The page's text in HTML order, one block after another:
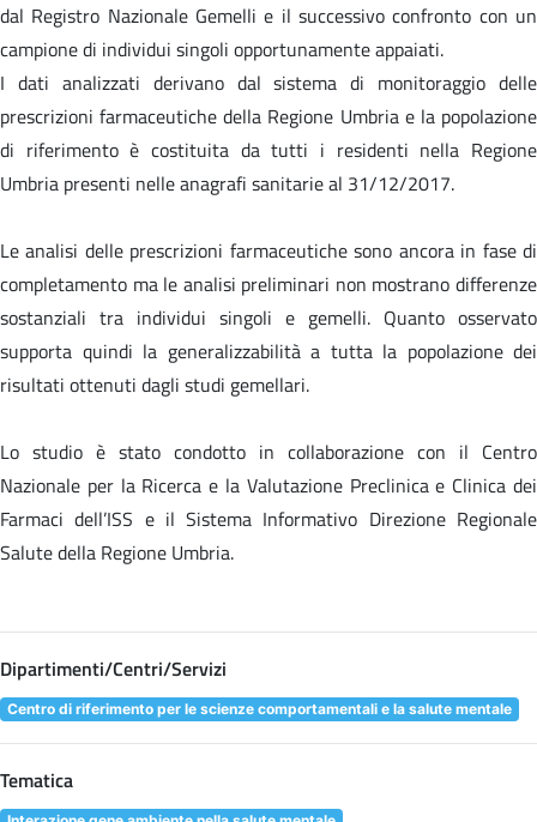
dal Registro Nazionale Gemelli e il successivo confronto con un
campione di individui singoli opportunamente appaiati.
I dati analizzati derivano dal sistema di monitoraggio delle
prescrizioni farmaceutiche della Regione Umbria e la popolazione
di riferimento è costituita da tutti i residenti nella Regione
Umbria presenti nelle anagrafi sanitarie al 31/12/2017.
Le analisi delle prescrizioni farmaceutiche sono ancora in fase di
completamento ma le analisi preliminari non mostrano differenze
sostanziali tra individui singoli e gemelli. Quanto osservato
supporta quindi la generalizzabilità a tutta la popolazione dei
risultati ottenuti dagli studi gemellari.
Lo studio è stato condotto in collaborazione con il Centro
Nazionale per la Ricerca e la Valutazione Preclinica e Clinica dei
Farmaci dell’ISS e il Sistema Informativo Direzione Regionale
Salute della Regione Umbria.
Dipartimenti/Centri/Servizi
Centro di riferimento per le scienze comportamentali e la salute mentale
Tematica